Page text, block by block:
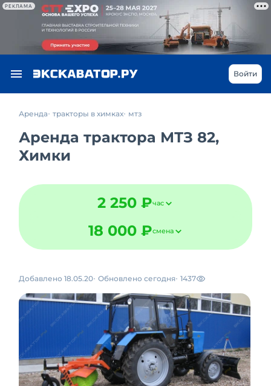
РЕКЛАМА
Войти
Аренда тракторы в химках мтз
Аренда трактора МТЗ 82,
Химки
2 250 ₽час
18 000 ₽смена
Добавлено 18.05.20 Обновлено сегодня 1437